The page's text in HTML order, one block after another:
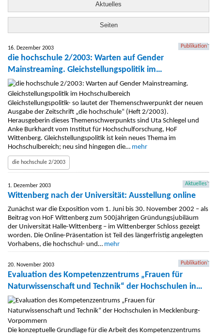
Aktuelles
Seiten
16. Dezember 2003 Publikation
die hochschule 2/2003: Warten auf Gender
Mainstreaming. Gleichstellungspolitik im
Hochschulbereich
Gleichstellungspolitik- so lautet der Themenschwerpunkt der neuen
Ausgabe der Zeitschrift „die hochschule“ (Heft 2/2003).
Herausgeberin dieses Themenschwerpunkts sind Uta Schlegel und
Anke Burkhardt vom Institut für Hochschulforschung, HoF
Wittenberg. Gleichstellungspolitik ist kein neues Thema im
Hochschulbereich; neu sind hingegen die… mehr
die hochschule 2/2003
1. Dezember 2003 Aktuelles
Wittenberg nach der Universität: Ausstellung online
Zunächst war die Exposition vom 1. Juni bis 30. November 2002 – als
Beitrag von HoF Wittenberg zum 500jährigen Gründungsjubiläum
der Universität Halle-Wittenberg – im Wittenberger Schloss gezeigt
worden. Die Online-Präsentation ist Teil des längerfristig angelegten
Vorhabens, die hochschul- und… mehr
20. November 2003 Publikation
Evaluation des Kompetenzzentrums „Frauen für
Naturwissenschaft und Technik“ der Hochschulen in
Mecklenburg-Vorpommern
Die konzeptuelle Grundlage für die Arbeit des Kompetenzzentrums